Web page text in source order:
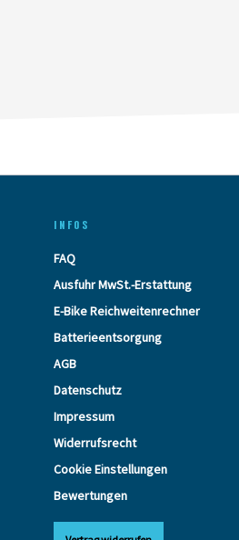
INFOS
FAQ
Ausfuhr MwSt.-Erstattung
E-Bike Reichweitenrechner
Batterieentsorgung
AGB
Datenschutz
Impressum
Widerrufsrecht
Cookie Einstellungen
Bewertungen